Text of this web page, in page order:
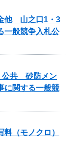
他 山之口1・3
一般競争入札公
公共 砂防メン
に関する一般競
（モノクロ）